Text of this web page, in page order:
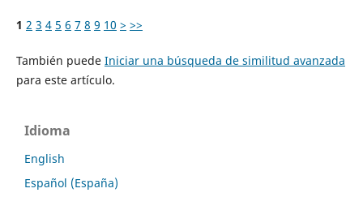
1 2 3 4 5 6 7 8 9 10 > >>
También puede Iniciar una búsqueda de similitud avanzada
para este artículo.
Idioma
English
Español (España)